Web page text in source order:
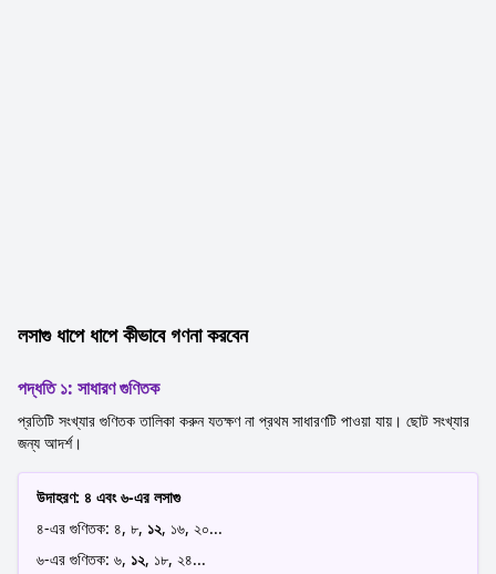
লসাগু ধাপে ধাপে কীভাবে গণনা করবেন
পদ্ধতি ১: সাধারণ গুণিতক
প্রতিটি সংখ্যার গুণিতক তালিকা করুন যতক্ষণ না প্রথম সাধারণটি পাওয়া যায়। ছোট সংখ্যার
জন্য আদর্শ।
উদাহরণ: ৪ এবং ৬-এর লসাগু
৪-এর গুণিতক: ৪, ৮, ১২, ১৬, ২০...
৬-এর গুণিতক: ৬, ১২, ১৮, ২৪...